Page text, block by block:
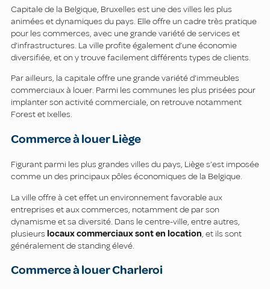
Capitale de la Belgique, Bruxelles est une des villes les plus
animées et dynamiques du pays. Elle offre un cadre très pratique
pour les commerces, avec une grande variété de services et
d’infrastructures. La ville profite également d’une économie
diversifiée, et on y trouve facilement différents types de clients.
Par ailleurs, la capitale offre une grande variété d’immeubles
commerciaux à louer. Parmi les communes les plus prisées pour
implanter son activité commerciale, on retrouve notamment
Forest et Ixelles.
Commerce à louer Liège
Figurant parmi les plus grandes villes du pays, Liège s’est imposée
comme un des principaux pôles économiques de la Belgique.
La ville offre à cet effet un environnement favorable aux
entreprises et aux commerces, notamment de par son
dynamisme et sa diversité. Dans le centre-ville, entre autres,
plusieurs locauxcommerciaux sont en location, et ils sont
généralement de standing élevé.
Commerce à louer Charleroi